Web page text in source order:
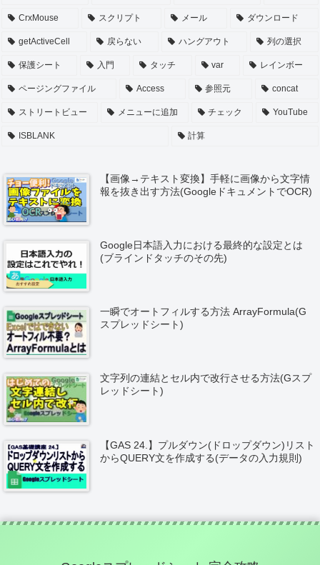
CrxMouse スクリプト メール ダウンロード
getActiveCell 戻らない ハングアウト 列の選択
保護シート 入門 タッチ var レインボー
ページングファイル Access 参照元 concat
ストリートビュー メニューに追加 チェック YouTube
ISBLANK 計算
【画像→テキスト変換】手軽に画像から文字情
報を抜き出す方法(GoogleドキュメントでOCR)
Google日本語入力における最終的な設定とは
(ブラインドタッチのその先)
一瞬でオートフィルする方法 ArrayFormula(G
スプレッドシート)
文字列の連結とセル内で改行させる方法(Gスプ
レッドシート)
【GAS 24.】プルダウン(ドロップダウン)リスト
からQUERY文を作成する(データの入力規則)